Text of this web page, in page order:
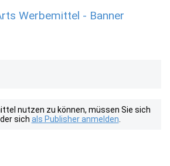
Werbemittel - Banner
nutzen zu können, müssen Sie sich
sich als Publisher anmelden